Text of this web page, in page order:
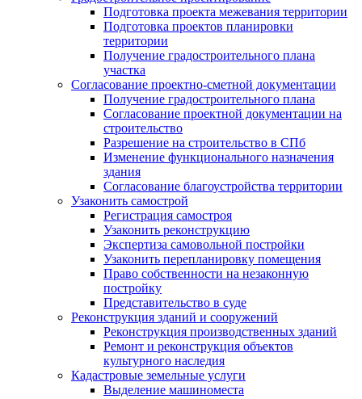
Подготовка проекта межевания территории
Подготовка проектов планировки
территории
Получение градостроительного плана
участка
Согласование проектно-сметной документации
Получение градостроительного плана
Согласование проектной документации на
строительство
Разрешение на строительство в СПб
Изменение функционального назначения
здания
Согласование благоустройства территории
Узаконить самострой
Регистрация самостроя
Узаконить реконструкцию
Экспертиза самовольной постройки
Узаконить перепланировку помещения
Право собственности на незаконную
постройку
Представительство в суде
Реконструкция зданий и сооружений
Реконструкция производственных зданий
Ремонт и реконструкция объектов
культурного наследия
Кадастровые земельные услуги
Выделение машиноместа